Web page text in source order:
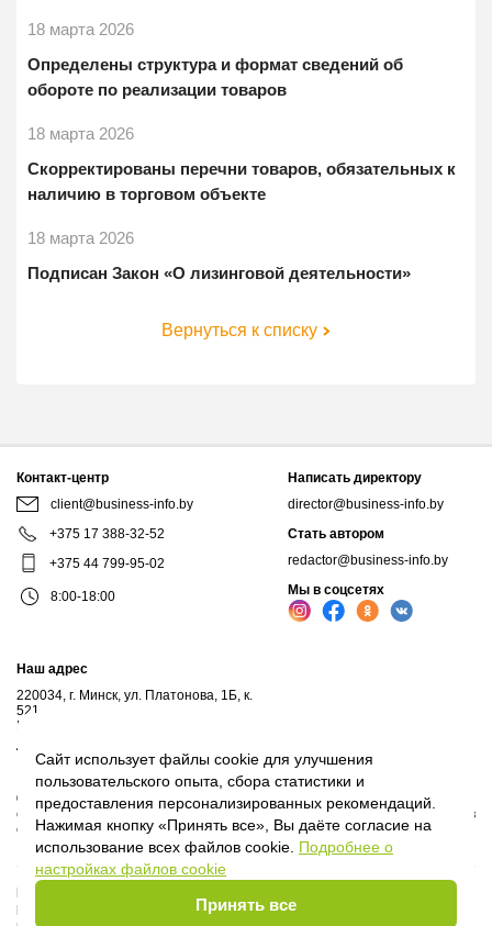
Сайт использует файлы cookie для улучшения
пользовательского опыта, сбора статистики и
предоставления персонализированных рекомендаций.
Нажимая кнопку «Принять все», Вы даёте согласие на
использование всех файлов cookie. Подробнее о
настройках файлов cookie
Принять все
18 марта 2026
Определены структура и формат сведений об
обороте по реализации товаров
18 марта 2026
Скорректированы перечни товаров, обязательных к
наличию в торговом объекте
18 марта 2026
Подписан Закон «О лизинговой деятельности»
Вернуться к списку
© 2017-2026, ООО "Профессиональные правовые системы", входит в
структуру компаний Владимира Гревцова. Воспроизведение материалов
сайта без письменного согласия владельца запрещено.
Контакт-центр
client@business-info.by
+375 17 388-32-52
+375 44 799-95-02
8:00-18:00
Написать директору
director@business-info.by
Стать автором
redactor@business-info.by
Мы в соцсетях
Наш адрес
220034, г. Минск, ул. Платонова, 1Б, к.
521
Почтовый адрес: а/я 102, 220034, г.Минск
Личный кабинет
Политика видеонаблюдения